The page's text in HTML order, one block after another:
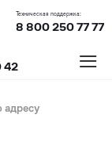
Техническая поддержка:
8 800 250 77 77
42 ≡
адресу